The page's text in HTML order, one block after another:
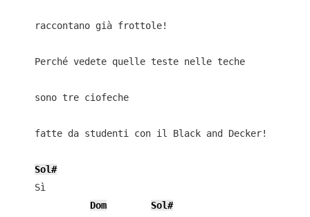
    raccontano già frottole!
    Perché vedete quelle teste nelle teche
    sono tre ciofeche
    fatte da studenti con il Black and Decker!
Sol#
    Sì
Dom
Sol#